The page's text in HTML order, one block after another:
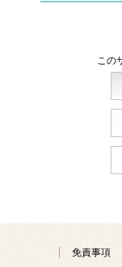
この
免責事項